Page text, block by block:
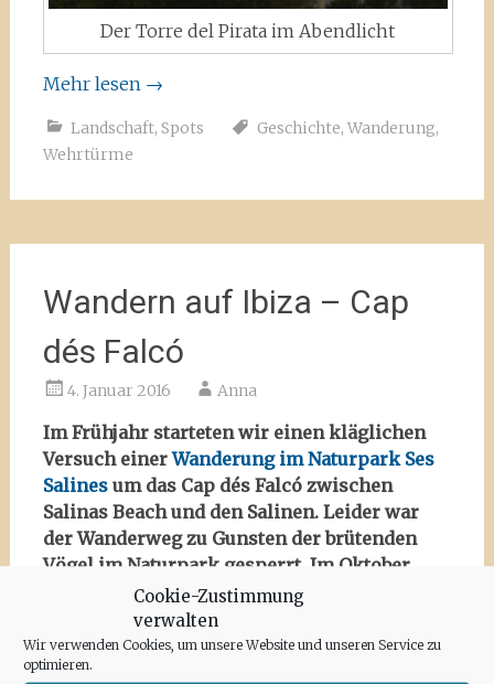
Cookie-Zustimmung
verwalten
Wir verwenden Cookies, um unsere Website und unseren Service zu
optimieren.
Der Torre del Pirata im Abendlicht
Mehr lesen →
Landschaft, Spots Geschichte, Wanderung,
Wehrtürme
Wandern auf Ibiza – Cap
dés Falcó
4. Januar 2016 Anna
Im Frühjahr starteten wir einen kläglichen
Versuch einerWanderung im Naturpark Ses
Salinesum das Cap dés Falcó zwischen
Salinas Beach und den Salinen. Leider war
der Wanderweg zu Gunsten der brütenden
Vögel im Naturpark gesperrt. Im Oktober
versuchten wir unser Glück erneut – mit